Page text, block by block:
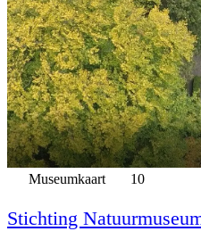
Museumkaart 10
Stichting